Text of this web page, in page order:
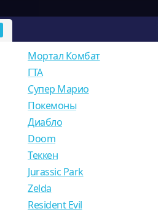
Мортал Комбат
ГТА
Супер Марио
Покемоны
Диабло
Doom
Теккен
Jurassic Park
Zelda
Resident Evil